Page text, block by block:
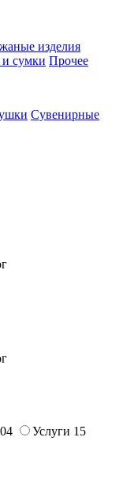
изделия
сумки Прочее
Сувенирные
Услуги 15